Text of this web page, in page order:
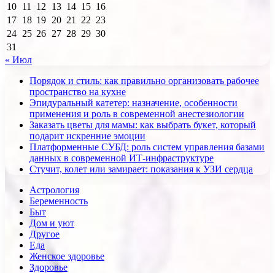
10 11 12 13 14 15 16
17 18 19 20 21 22 23
24 25 26 27 28 29 30
31
« Июл
Порядок и стиль: как правильно организовать рабочее
пространство на кухне
Эпидуральный катетер: назначение, особенности
применения и роль в современной анестезиологии
Заказать цветы для мамы: как выбрать букет, который
подарит искренние эмоции
Платформенные СУБД: роль систем управления базами
данных в современной ИТ-инфраструктуре
Стучит, колет или замирает: показания к УЗИ сердца
Астрология
Беременность
Быт
Дом и уют
Другое
Еда
Женское здоровье
Здоровье